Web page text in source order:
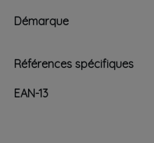
Démarque
Références spécifiques
EAN-13